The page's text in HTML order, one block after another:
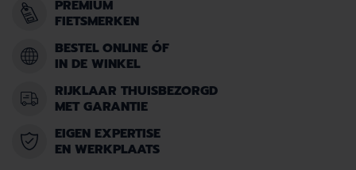
PREMIUM
FIETSMERKEN
BESTEL ONLINE ÓF
IN DE WINKEL
RIJKLAAR THUISBEZORGD
MET GARANTIE
EIGEN EXPERTISE
EN WERKPLAATS